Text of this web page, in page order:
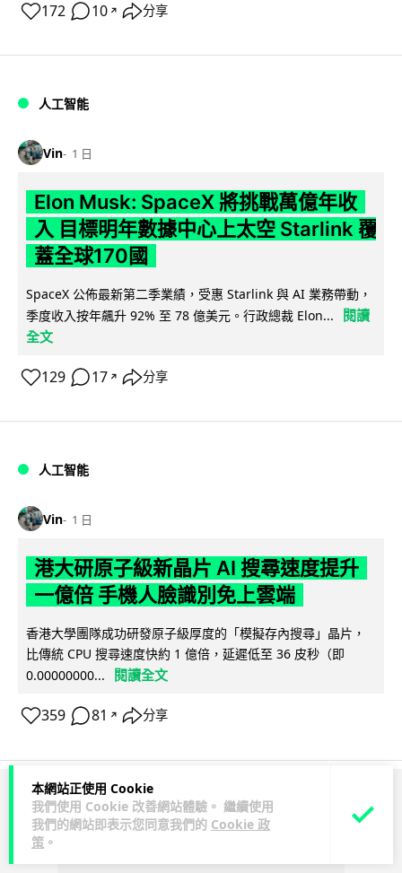
本網站正使用 Cookie
我們使用 Cookie 改善網站體驗。 繼續使用
我們的網站即表示您同意我們的 Cookie 政
策 。
172 10 ↗ 分享
人工智能
Vin 1 日
Elon Musk: SpaceX 將挑戰萬億年收
入 目標明年數據中心上太空 Starlink 覆
蓋全球170國
SpaceX 公佈最新第二季業績，受惠 Starlink 與 AI 業務帶動，
季度收入按年飆升 92% 至 78 億美元。行政總裁 Elon...
閱讀
全文
129 17 ↗ 分享
人工智能
Vin 1 日
港大研原子級新晶片 AI 搜尋速度提升
一億倍 手機人臉識別免上雲端
香港大學團隊成功研發原子級厚度的「模擬存內搜尋」晶片，
比傳統 CPU 搜尋速度快約 1 億倍，延遲低至 36 皮秒（即
0.00000000...
閱讀全文
359 81 ↗ 分享
ADVERTISEMENT